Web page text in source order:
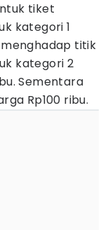
tiket
kategori 1
titik
kategori 2
Sementara
Rp100 ribu.